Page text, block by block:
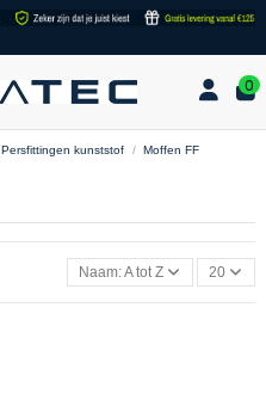
0
Persfittingen kunststof Moffen FF
Naam: A tot Z 20